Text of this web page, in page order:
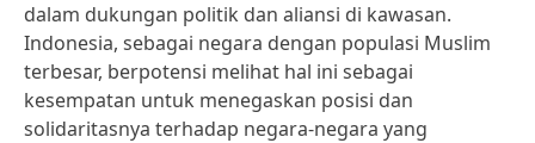
dalam dukungan politik dan aliansi di kawasan.
Indonesia, sebagai negara dengan populasi Muslim
terbesar, berpotensi melihat hal ini sebagai
kesempatan untuk menegaskan posisi dan
solidaritasnya terhadap negara-negara yang